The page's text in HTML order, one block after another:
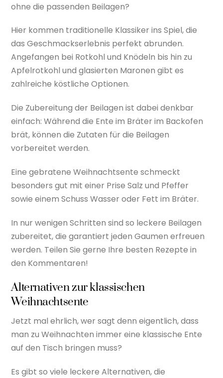
ohne die passenden Beilagen?
Hier kommen traditionelle Klassiker ins Spiel, die
das Geschmackserlebnis perfekt abrunden.
Angefangen bei Rotkohl und Knödeln bis hin zu
Apfelrotkohl und glasierten Maronen gibt es
zahlreiche köstliche Optionen.
Die Zubereitung der Beilagen ist dabei denkbar
einfach: Während die Ente im Bräter im Backofen
brät, können die Zutaten für die Beilagen
vorbereitet werden.
Eine gebratene Weihnachtsente schmeckt
besonders gut mit einer Prise Salz und Pfeffer
sowie einem Schuss Wasser oder Fett im Bräter.
In nur wenigen Schritten sind so leckere Beilagen
zubereitet, die garantiert jeden Gaumen erfreuen
werden. Teilen Sie gerne Ihre besten Rezepte in
den Kommentaren!
Alternativen zur klassischen
Weihnachtsente
Jetzt mal ehrlich, wer sagt denn eigentlich, dass
man zu Weihnachten immer eine klassische Ente
auf den Tisch bringen muss?
Es gibt so viele leckere Alternativen, die